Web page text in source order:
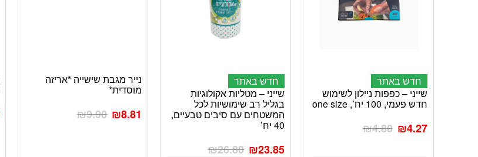
חדש באתר
שייני – כפפות ניילון לשימוש
חדש פעמי, 100 יח’, one size
₪4.80 ₪4.27
חדש באתר
שייני – מטליות אקולוגיות
בגליל רב שימושיות לכל
המשטחים עם סיבים טבעיים,
40 יח’
₪26.80 ₪23.85
נייר מגבת שישייה *אריזה
מוסדית*
₪9.90 ₪8.81
למוצר
זה
מספר